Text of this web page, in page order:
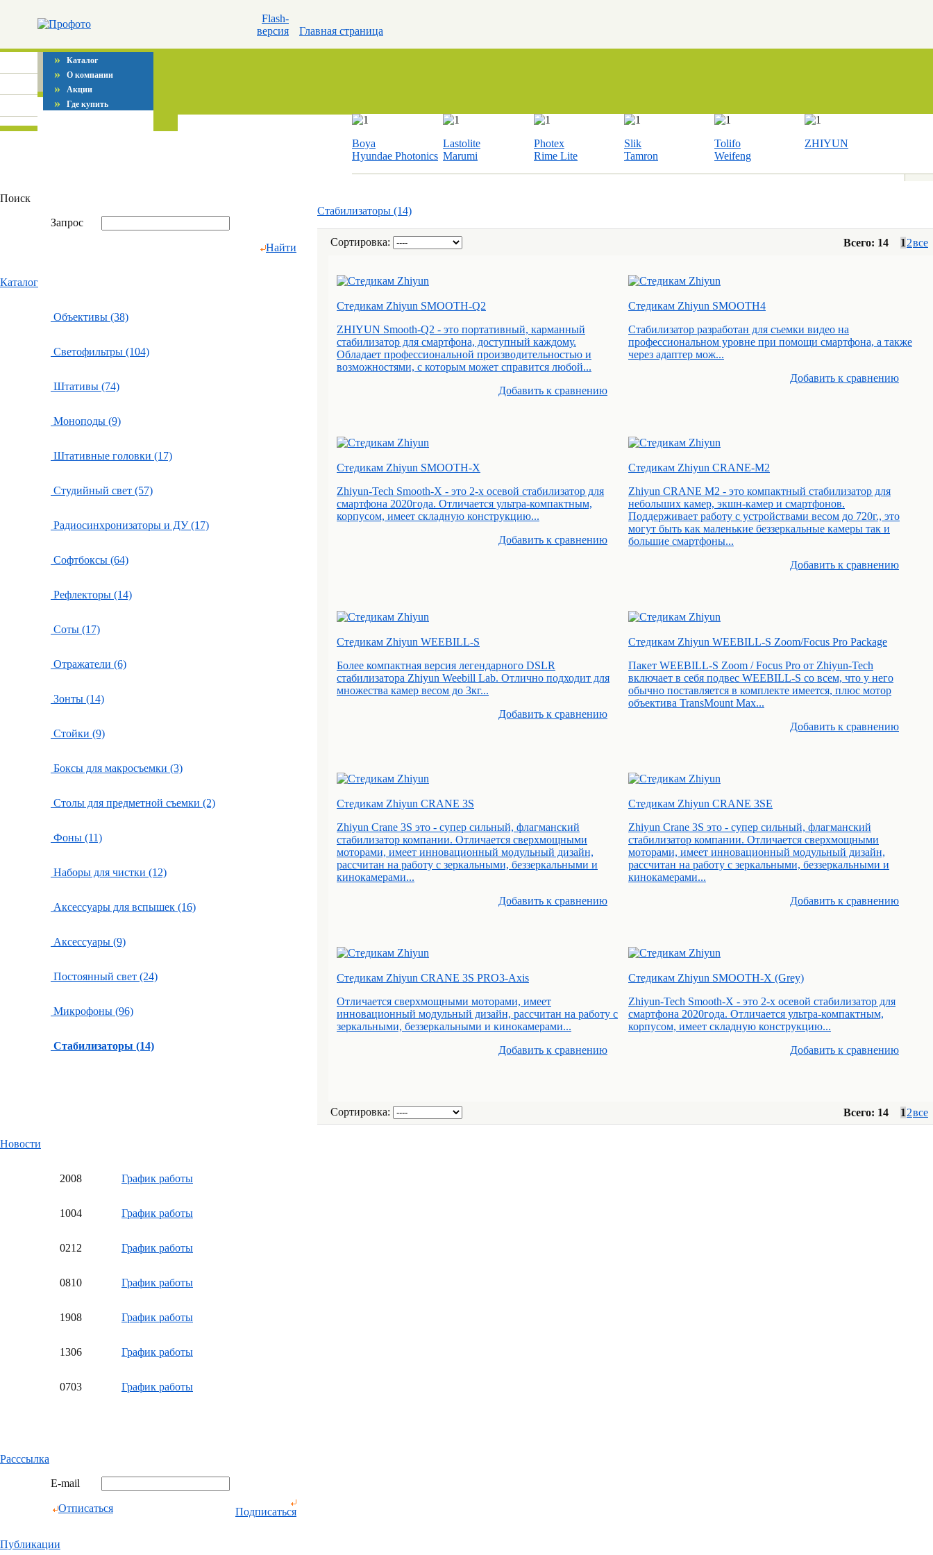
Flash-
версия
Главная страница
» Каталог
» О компании
» Акции
» Где купить
Boya
Hyundae Photonics
Lastolite
Marumi
Photex
Rime Lite
Slik
Tamron
Tolifo
Weifeng
ZHIYUN
Поиск
Запрос
Найти
Каталог
Объективы (38)
Светофильтры (104)
Штативы (74)
Моноподы (9)
Штативные головки (17)
Студийный свет (57)
Радиосинхронизаторы и ДУ (17)
Софтбоксы (64)
Рефлекторы (14)
Соты (17)
Отражатели (6)
Зонты (14)
Стойки (9)
Боксы для макросъемки (3)
Столы для предметной съемки (2)
Фоны (11)
Наборы для чистки (12)
Аксессуары для вспышек (16)
Аксессуары (9)
Постоянный свет (24)
Микрофоны (96)
Стабилизаторы (14)
Новости
2008 График работы
1004 График работы
0212 График работы
0810 График работы
1908 График работы
1306 График работы
0703 График работы
Расссылка
E-mail
Отписаться Подписаться
Публикации
Стабилизаторы (14)
Сортировка: Всего: 14 1 2все
Стедикам Zhiyun SMOOTH-Q2
ZHIYUN Smooth-Q2 - это портативный, карманный
стабилизатор для смартфона, доступный каждому.
Обладает профессиональной производительностью и
возможностями, с которым может справится любой...
Добавить к cравнению
Стедикам Zhiyun SMOOTH4
Стабилизатор разработан для съемки видео на
профессиональном уровне при помощи смартфона, а также
через адаптер мож...
Добавить к cравнению
Стедикам Zhiyun SMOOTH-X
Zhiyun-Tech Smooth-X - это 2-х осевой стабилизатор для
смартфона 2020года. Отличается ультра-компактным,
корпусом, имеет складную конструкцию...
Добавить к cравнению
Стедикам Zhiyun CRANE-M2
Zhiyun CRANE M2 - это компактный стабилизатор для
небольших камер, экшн-камер и смартфонов.
Поддерживает работу с устройствами весом до 720г., это
могут быть как маленькие беззеркальные камеры так и
большие смартфоны...
Добавить к cравнению
Стедикам Zhiyun WEEBILL-S
Более компактная версия легендарного DSLR
стабилизатора Zhiyun Weebill Lab. Отлично подходит для
множества камер весом до 3кг...
Добавить к cравнению
Стедикам Zhiyun WEEBILL-S Zoom/Focus Pro Package
Пакет WEEBILL-S Zoom / Focus Pro от Zhiyun-Tech
включает в себя подвес WEEBILL-S со всем, что у него
обычно поставляется в комплекте имеется, плюс мотор
объектива TransMount Max...
Добавить к cравнению
Стедикам Zhiyun CRANE 3S
Zhiyun Crane 3S это - супер сильный, флагманский
стабилизатор компании. Отличается сверхмощными
моторами, имеет инновационный модульный дизайн,
рассчитан на работу с зеркальными, беззеркальными и
кинокамерами...
Добавить к cравнению
Стедикам Zhiyun CRANE 3SE
Zhiyun Crane 3S это - супер сильный, флагманский
стабилизатор компании. Отличается сверхмощными
моторами, имеет инновационный модульный дизайн,
рассчитан на работу с зеркальными, беззеркальными и
кинокамерами...
Добавить к cравнению
Стедикам Zhiyun CRANE 3S PRO3-Axis
Отличается сверхмощными моторами, имеет
инновационный модульный дизайн, рассчитан на работу с
зеркальными, беззеркальными и кинокамерами...
Добавить к cравнению
Стедикам Zhiyun SMOOTH-X (Grey)
Zhiyun-Tech Smooth-X - это 2-х осевой стабилизатор для
смартфона 2020года. Отличается ультра-компактным,
корпусом, имеет складную конструкцию...
Добавить к cравнению
Сортировка: Всего: 14 1 2все